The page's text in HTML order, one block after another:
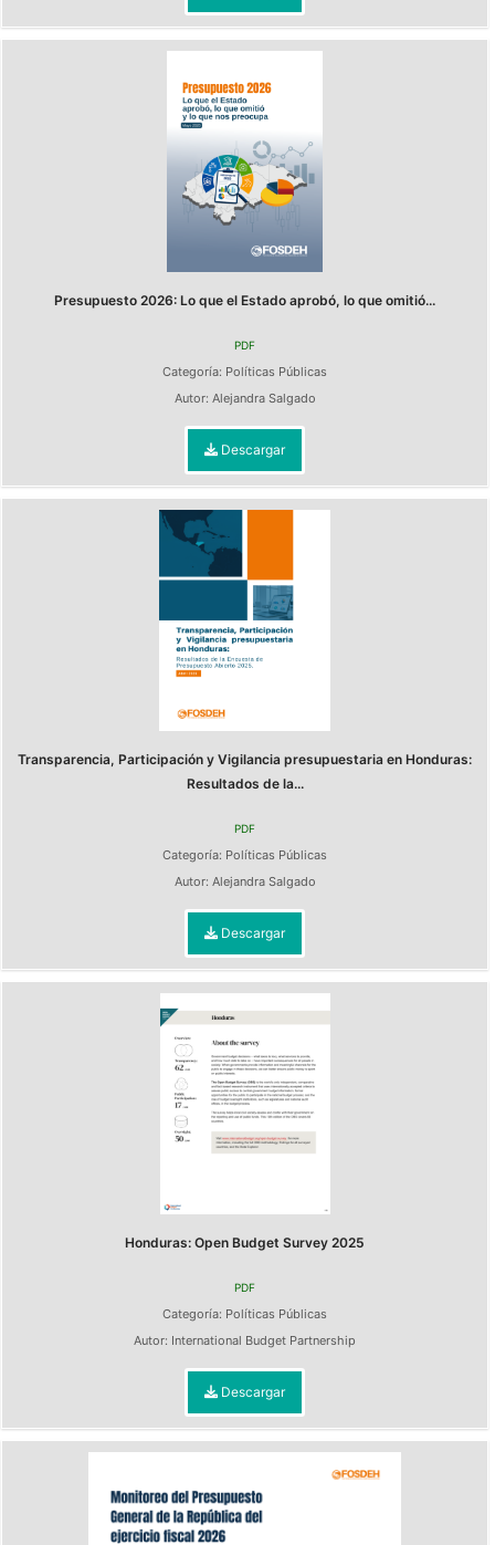
Presupuesto 2026: Lo que el Estado aprobó, lo que omitió...
PDF
Categoría: Políticas Públicas
Autor: Alejandra Salgado
Descargar
Transparencia, Participación y Vigilancia presupuestaria en Honduras:
Resultados de la...
PDF
Categoría: Políticas Públicas
Autor: Alejandra Salgado
Descargar
Honduras: Open Budget Survey 2025
PDF
Categoría: Políticas Públicas
Autor: International Budget Partnership
Descargar